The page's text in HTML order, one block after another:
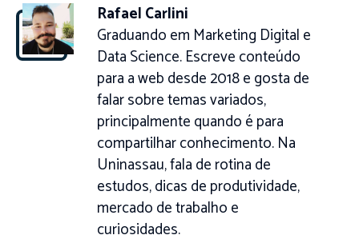
Rafael Carlini
Graduando em Marketing Digital e
Data Science. Escreve conteúdo
para a web desde 2018 e gosta de
falar sobre temas variados,
principalmente quando é para
compartilhar conhecimento. Na
Uninassau, fala de rotina de
estudos, dicas de produtividade,
mercado de trabalho e
curiosidades.